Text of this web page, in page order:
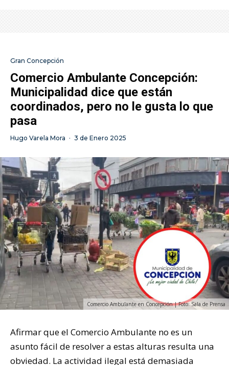
Gran Concepción
Comercio Ambulante Concepción:
Municipalidad dice que están
coordinados, pero no le gusta lo que
pasa
Hugo Varela Mora · 3 de Enero 2025
Comercio Ambulante en Concepción | Foto: Sala de Prensa
Afirmar que el Comercio Ambulante no es un
asunto fácil de resolver a estas alturas resulta una
obviedad. La actividad ilegal está demasiada